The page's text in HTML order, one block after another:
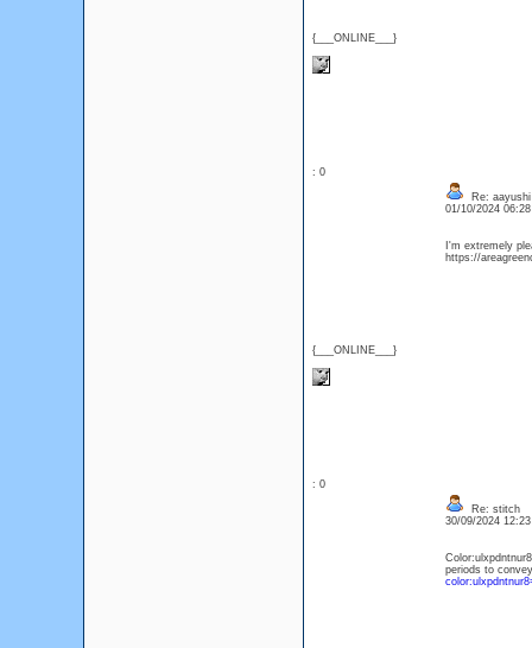
{___ONLINE___}
: 0
{___ONLINE___}
Re: aayushi
01/10/2024
I'm extremely
https://
: 0
Re: stitch
30/09/2024
periods to